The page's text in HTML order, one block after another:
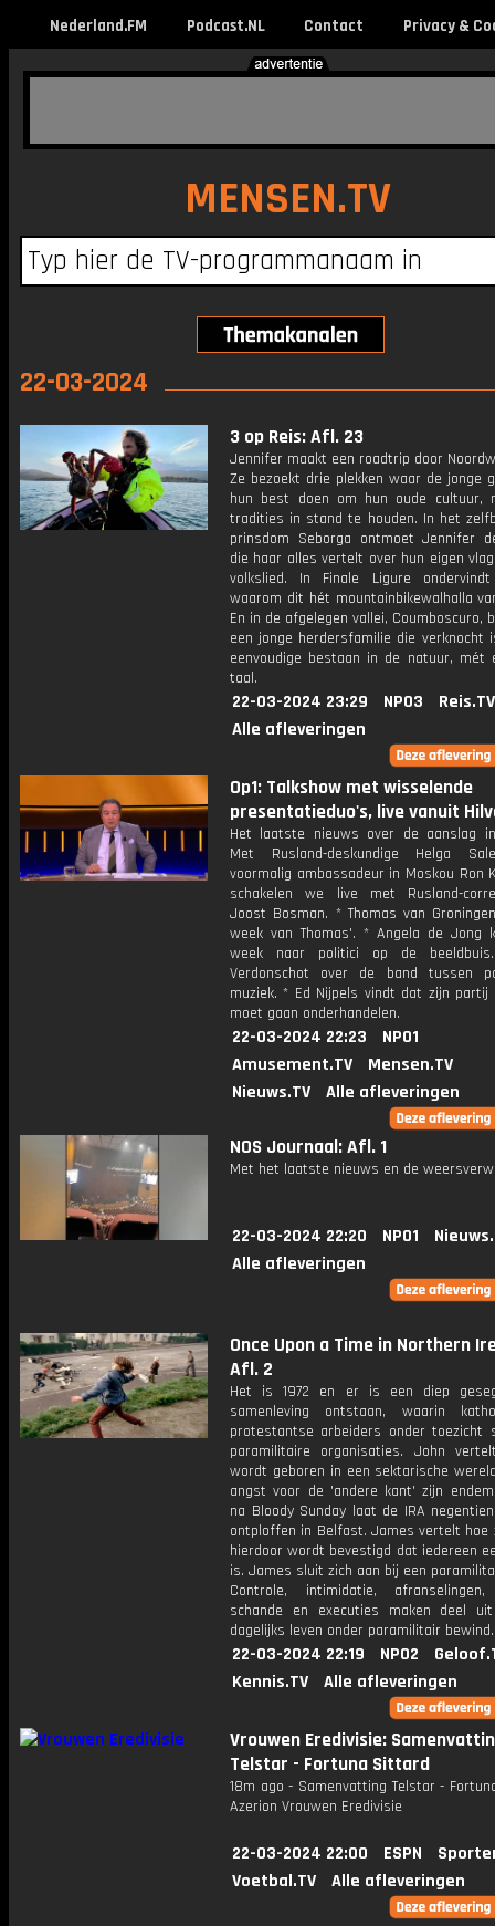
Nederland.FM Podcast.NL Contact Privacy &
MENSEN.TV
22-03-2024
3 op Reis: Afl. 23
Jennifer maakt een roadtrip door
Ze bezoekt drie plekken waar de jonge
hun best doen om hun oude cultuur,
tradities in stand te houden. In het
prinsdom Seborga ontmoet Jennifer
die haar alles vertelt over hun eigen
volkslied. In Finale Ligure
waarom dit hét mountainbikewalhalla
En in de afgelegen vallei, Coumboscuro,
een jonge herdersfamilie die verknocht
eenvoudige bestaan in de natuur, mét
taal.
22-03-2024 23:29 NPO3
Reis.TV
Alle afleveringen
Op1: Talkshow met wisselende
presentatieduo's, live vanuit
Het laatste nieuws over de aanslag
Met Rusland-deskundige Helga
voormalig ambassadeur in Moskou Ron
schakelen we live met Rusland-
Joost Bosman. * Thomas van
week van Thomas'. * Angela de Jong
week naar politici op de
Verdonschot over de band tussen
muziek. * Ed Nijpels vindt dat zijn partij
moet gaan onderhandelen.
22-03-2024 22:23
NPO1
Amusement.TV
Mensen.TV
Nieuws.TV
Alle afleveringen
NOS Journaal: Afl. 1
Met het laatste nieuws en de
22-03-2024 22:20 NPO1
Alle afleveringen
Once Upon a Time in Northern
Afl. 2
Het is 1972 en er is een diep
samenleving ontstaan, waarin
protestantse arbeiders onder toezicht
paramilitaire organisaties. John
wordt geboren in een sektarische
angst voor de 'andere kant' zijn
na Bloody Sunday laat de IRA
ontploffen in Belfast. James vertelt hoe
hierdoor wordt bevestigd dat iedereen
is. James sluit zich aan bij een
Controle, intimidatie, afranselingen,
schande en executies maken deel
dagelijks leven onder paramilitair bewind.
22-03-2024 22:19 NPO2
Kennis.TV
Alle afleveringen
Vrouwen Eredivisie:
Telstar - Fortuna Sittard
18m ago - Samenvatting Telstar -
Azerion Vrouwen Eredivisie
22-03-2024 22:00 ESPN
Voetbal.TV
Alle afleveringen